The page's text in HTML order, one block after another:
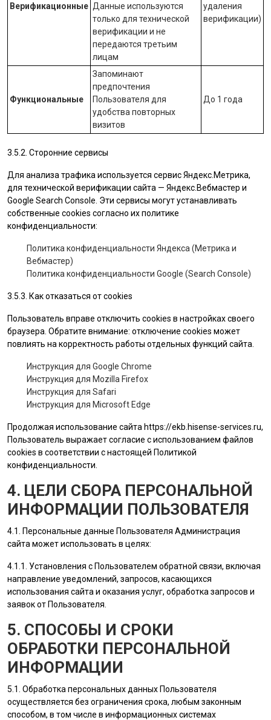
Верификационные Данные используются
только для технической
верификации и не
передаются третьим
лицам
удаления
верификации)
Функциональные
Запоминают
предпочтения
Пользователя для
удобства повторных
визитов
До 1 года
3.5.2. Сторонние сервисы
Для анализа трафика используется сервис Яндекс.Метрика,
для технической верификации сайта — Яндекс.Вебмастер и
Google Search Console. Эти сервисы могут устанавливать
собственные cookies согласно их политике
конфиденциальности:
Политика конфиденциальности Яндекса (Метрика и
Вебмастер)
Политика конфиденциальности Google (Search Console)
3.5.3. Как отказаться от cookies
Пользователь вправе отключить cookies в настройках своего
браузера. Обратите внимание: отключение cookies может
повлиять на корректность работы отдельных функций сайта.
Инструкция для Google Chrome
Инструкция для Mozilla Firefox
Инструкция для Safari
Инструкция для Microsoft Edge
Продолжая использование сайта https://ekb.hisense-services.ru,
Пользователь выражает согласие с использованием файлов
cookies в соответствии с настоящей Политикой
конфиденциальности.
4. ЦЕЛИ СБОРА ПЕРСОНАЛЬНОЙ
ИНФОРМАЦИИ ПОЛЬЗОВАТЕЛЯ
4.1. Персональные данные Пользователя Администрация
сайта может использовать в целях:
4.1.1. Установления с Пользователем обратной связи, включая
направление уведомлений, запросов, касающихся
использования сайта и оказания услуг, обработка запросов и
заявок от Пользователя
5. СПОСОБЫ И СРОКИ
ОБРАБОТКИ ПЕРСОНАЛЬНОЙ
ИНФОРМАЦИИ
5.1. Обработка персональных данных Пользователя
осуществляется без ограничения срока, любым законным
способом, в том числе в информационных системах